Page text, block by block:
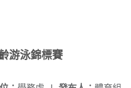
游泳錦標賽